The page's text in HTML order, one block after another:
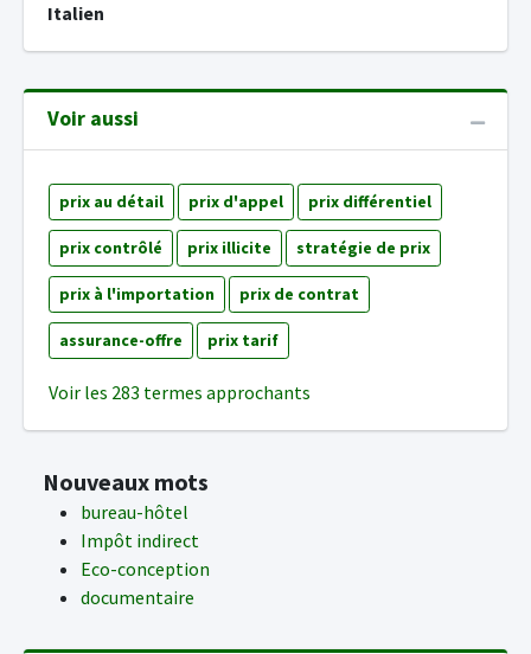
Italien
Voir aussi
prix au détail prix d'appel prix différentiel
prix contrôlé prix illicite stratégie de prix
prix à l'importation prix de contrat
assurance-offre prix tarif
Voir les 283 termes approchants
Nouveaux mots
bureau-hôtel
Impôt indirect
Eco-conception
documentaire